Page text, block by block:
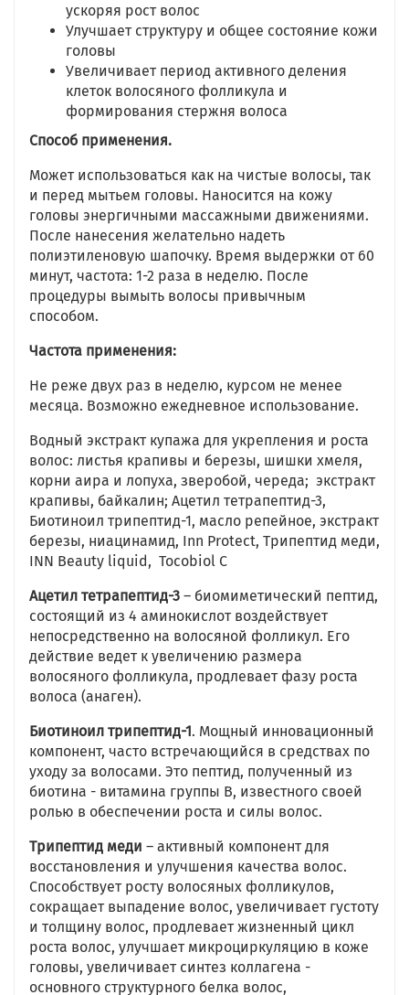
ускоряя рост волос
Улучшает структуру и общее состояние кожи
головы
Увеличивает период активного деления
клеток волосяного фолликула и
формирования стержня волоса
Способ применения.
Может использоваться как на чистые волосы, так
и перед мытьем головы. Наносится на кожу
головы энергичными массажными движениями.
После нанесения желательно надеть
полиэтиленовую шапочку. Время выдержки от 60
минут, частота: 1-2 раза в неделю. После
процедуры вымыть волосы привычным
способом.
Частота применения:
Не реже двух раз в неделю, курсом не менее
месяца. Возможно ежедневное использование.
Водный экстракт купажа для укрепления и роста
волос: листья крапивы и березы, шишки хмеля,
корни аира и лопуха, зверобой, череда; экстракт
крапивы, байкалин; Ацетил тетрапептид-3,
Биотиноил трипептид-1, масло репейное, экстракт
березы, ниацинамид, Inn Protect, Трипептид меди,
INN Beauty liquid, Tocobiol C
Ацетил тетрапептид-3 – биомиметический пептид,
состоящий из 4 аминокислот воздействует
непосредственно на волосяной фолликул. Его
действие ведет к увеличению размера
волосяного фолликула, продлевает фазу роста
волоса (анаген).
Биотиноил трипептид-1. Мощный инновационный
компонент, часто встречающийся в средствах по
уходу за волосами. Это пептид, полученный из
биотина - витамина группы В, известного своей
ролью в обеспечении роста и силы волос.
Трипептид меди – активный компонент для
восстановления и улучшения качества волос.
Способствует росту волосяных фолликулов,
сокращает выпадение волос, увеличивает густоту
и толщину волос, продлевает жизненный цикл
роста волос, улучшает микроциркуляцию в коже
головы, увеличивает синтез коллагена -
основного структурного белка волос,